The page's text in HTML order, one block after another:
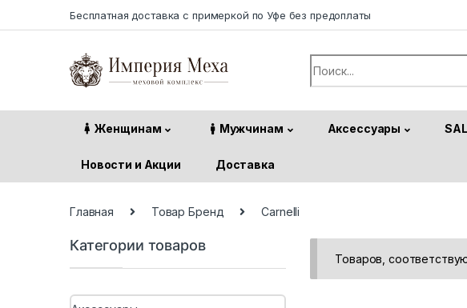
Бесплатная доставка с примеркой по Уфе без предоплаты
Search for:
Женщинам Мужчинам Аксессуары
Новости и Акции Доставка
Главная Товар Бренд Carnelli
Товаров,
Категории товаров